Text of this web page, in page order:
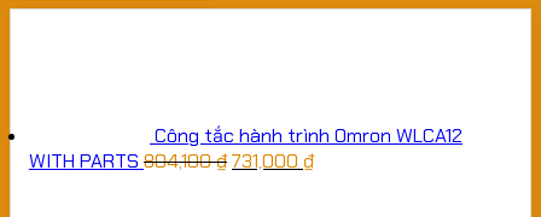
Công tắc hành trình Omron WLCA12
WITH PARTS 804,100₫731,000 ₫